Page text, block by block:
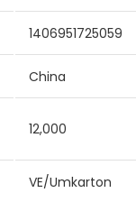
1406951725059
China
12,000
VE/Umkarton